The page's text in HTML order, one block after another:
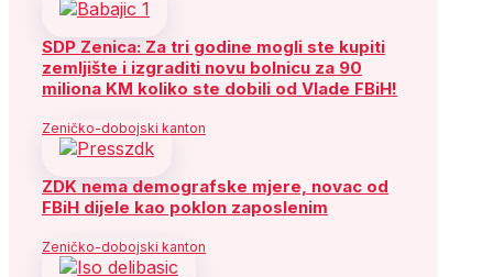
SDP Zenica: Za tri godine mogli ste kupiti
zemljište i izgraditi novu bolnicu za 90
miliona KM koliko ste dobili od Vlade FBiH!
Zeničko-dobojski kanton
ZDK nema demografske mjere, novac od
FBiH dijele kao poklon zaposlenim
Zeničko-dobojski kanton